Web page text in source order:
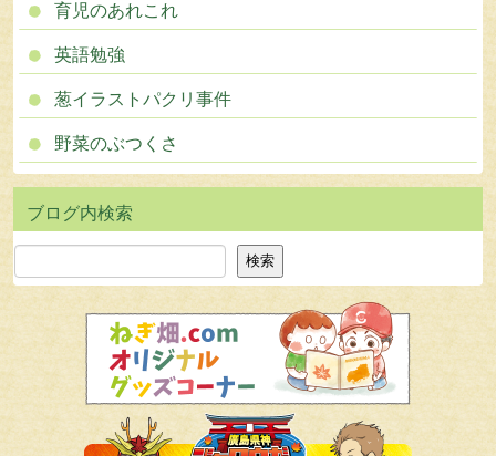
育児のあれこれ
英語勉強
葱イラストパクリ事件
野菜のぶつくさ
検索 検索